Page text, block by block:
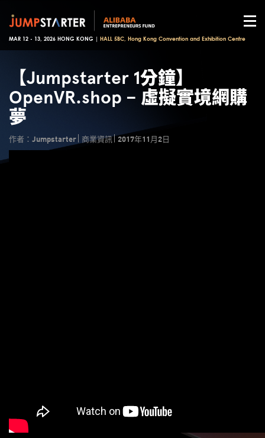
MAR 12 - 13, 2026 HONG KONG | HALL 5BC, Hong Kong Convention and Exhibition Centre
【Jumpstarter 1分鐘】
OpenVR.shop – 虛擬實境網購
夢
作者：Jumpstarter 商業資訊 2017年11月2日